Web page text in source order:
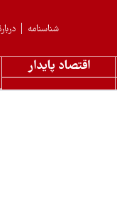
شناسنامه
اقتصاد پایدار